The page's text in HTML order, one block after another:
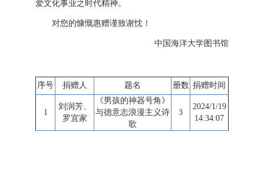
爱文化事业之时代精神。
对您的慷慨惠赠谨致谢忱！
中国海洋大学图书馆
序号 捐赠人 题名 册数 捐赠时间
1
刘润芳、
罗宜家
《男孩的神器号角》
与德意志浪漫主义诗
歌
3
2024/1/19
14:34:07